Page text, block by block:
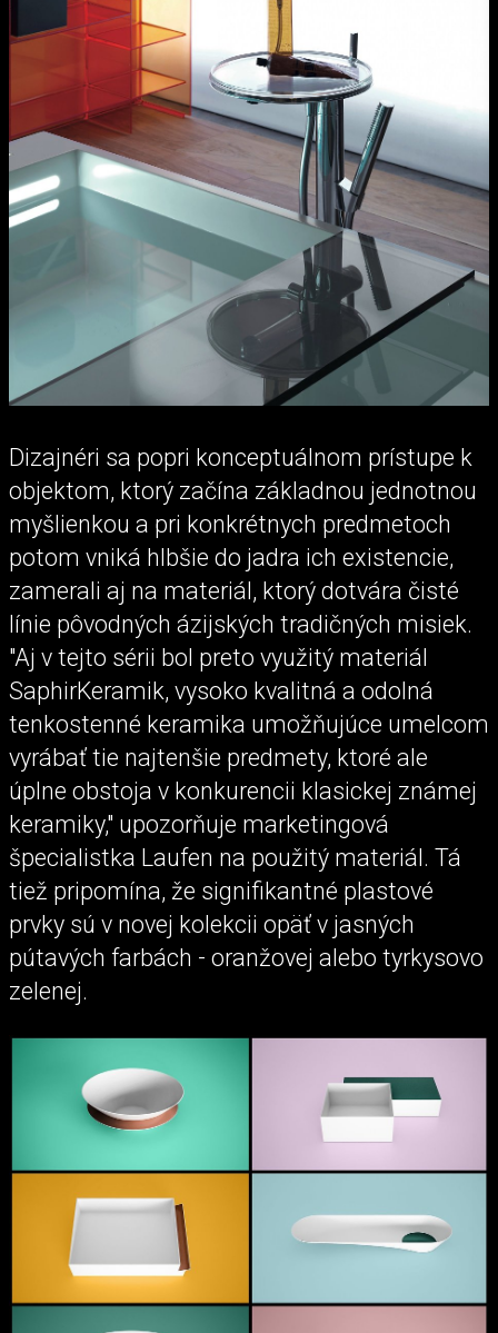
Dizajnéri sa popri konceptuálnom prístupe k
objektom, ktorý začína základnou jednotnou
myšlienkou a pri konkrétnych predmetoch
potom vniká hlbšie do jadra ich existencie,
zamerali aj na materiál, ktorý dotvára čisté
línie pôvodných ázijských tradičných misiek.
"Aj v tejto sérii bol preto využitý materiál
SaphirKeramik, vysoko kvalitná a odolná
tenkostenné keramika umožňujúce umelcom
vyrábať tie najtenšie predmety, ktoré ale
úplne obstoja v konkurencii klasickej známej
keramiky," upozorňuje marketingová
špecialistka Laufen na použitý materiál. Tá
tiež pripomína, že signifikantné plastové
prvky sú v novej kolekcii opäť v jasných
pútavých farbách - oranžovej alebo tyrkysovo
zelenej.